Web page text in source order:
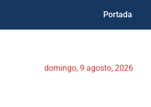
Portada
domingo, 9 agosto, 2026